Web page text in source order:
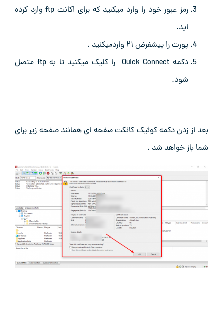
رمز عبور خود را وارد میکنید که برای اکانت ftp وارد کرده
اید.
پورت را پیشفرض ۲۱ واردمیکنید .
دکمه Quick Connect را کلیک میکنید تا به ftp متصل
شود.
بعد از زدن دکمه کوئیک کانکت صفحه ای همانند صفحه زیر برای
شما باز خواهد شد .